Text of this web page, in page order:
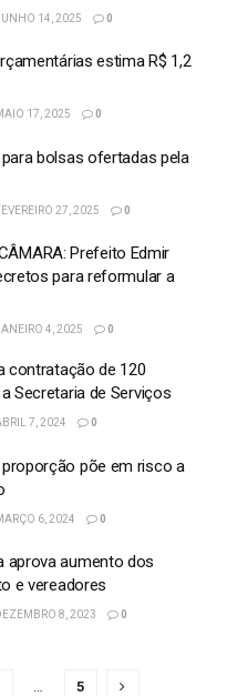
14, 2025 0
estima R$ 1,2
17, 2025 0
bolsas ofertadas pela
27, 2025 0
Prefeito Edmir
para reformular a
4, 2025 0
contratação de 120
Secretaria de Serviços
7, 2024 0
põe em risco a
6, 2024 0
aprova aumento dos
e vereadores
8, 2023 0
5